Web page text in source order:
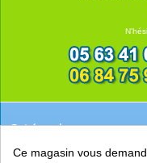
Catégories
Ce magasin vous